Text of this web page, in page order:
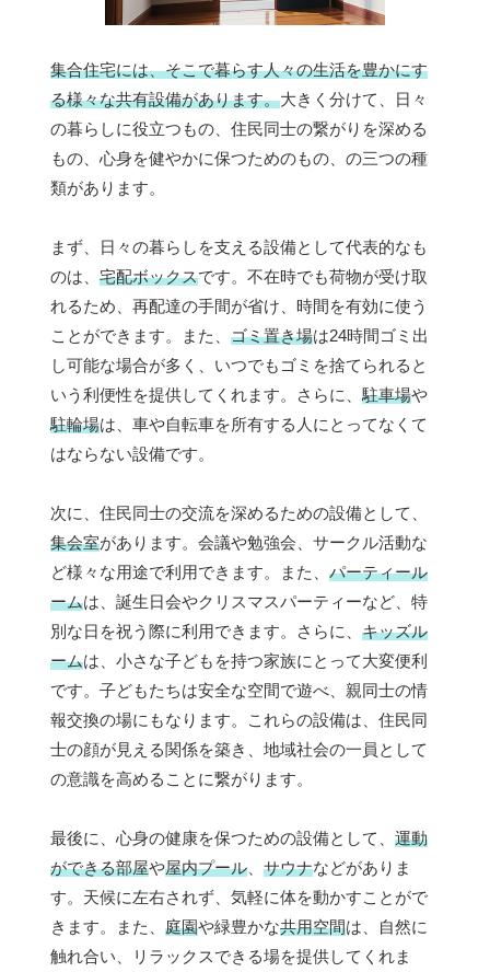
集合住宅には、そこで暮らす人々の生活を豊かにす
る様々な共有設備があります。大きく分けて、日々
の暮らしに役立つもの、住民同士の繋がりを深める
もの、心身を健やかに保つためのもの、の三つの種
類があります。
まず、日々の暮らしを支える設備として代表的なも
のは、 宅配ボックスです。不在時でも荷物が受け取
れるため、再配達の手間が省け、時間を有効に使う
ことができます。また、 ゴミ置き場は24時間ゴミ出
し可能な場合が多く、いつでもゴミを捨てられると
いう利便性を提供してくれます。さらに、 駐車場や
駐輪場は、車や自転車を所有する人にとってなくて
はならない設備です。
次に、住民同士の交流を深めるための設備として、
集会室があります。会議や勉強会、サークル活動な
ど様々な用途で利用できます。また、 パーティール
ームは、誕生日会やクリスマスパーティーなど、特
別な日を祝う際に利用できます。さらに、 キッズル
ームは、小さな子どもを持つ家族にとって大変便利
です。子どもたちは安全な空間で遊べ、親同士の情
報交換の場にもなります。これらの設備は、住民同
士の顔が見える関係を築き、地域社会の一員として
の意識を高めることに繋がります。
最後に、心身の健康を保つための設備として、 運動
ができる部屋や屋内プール サウナなどがありま
す。天候に左右されず、気軽に体を動かすことがで
きます。また、 庭園や緑豊かな共用空間は、自然に
触れ合い、リラックスできる場を提供してくれま